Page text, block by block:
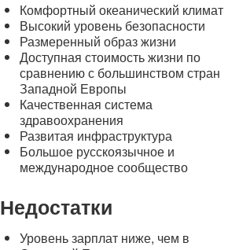
Комфортный океанический климат
Высокий уровень безопасности
Размеренный образ жизни
Доступная стоимость жизни по
сравнению с большинством стран
Западной Европы
Качественная система
здравоохранения
Развитая инфраструктура
Большое русскоязычное и
международное сообщество
Недостатки
Уровень зарплат ниже, чем в